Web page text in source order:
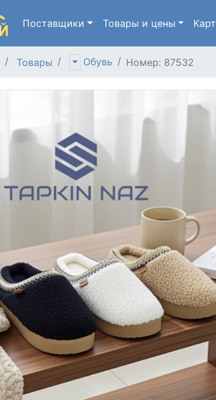
Поставщики Товары и цены
Товары Обувь Номер: 87532